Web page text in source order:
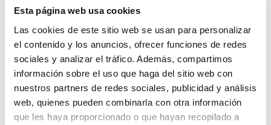
Esta página web usa cookies
Las cookies de este sitio web se usan para personalizar
el contenido y los anuncios, ofrecer funciones de redes
sociales y analizar el tráfico. Además, compartimos
información sobre el uso que haga del sitio web con
nuestros partners de redes sociales, publicidad y análisis
web, quienes pueden combinarla con otra información
que les haya proporcionado o que hayan recopilado a
¿Has olvidado tu contraseña?